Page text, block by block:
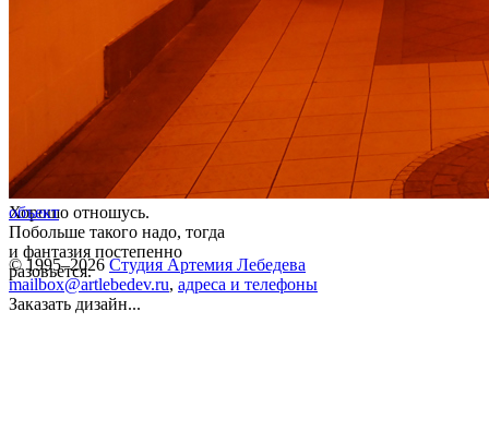
Хорошо отношусь.
Побольше такого надо, тогда
и фантазия постепенно
разовьется.
объект
© 1995–2026 Студия Артемия Лебедева
mailbox@artlebedev.ru, адреса и телефоны
Заказать дизайн...